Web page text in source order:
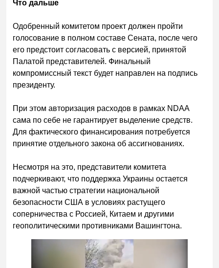
Что дальше
Одобренный комитетом проект должен пройти
голосование в полном составе Сената, после чего
его предстоит согласовать с версией, принятой
Палатой представителей. Финальный
компромиссный текст будет направлен на подпись
президенту.
При этом авторизация расходов в рамках NDAA
сама по себе не гарантирует выделение средств.
Для фактического финансирования потребуется
принятие отдельного закона об ассигнованиях.
Несмотря на это, представители комитета
подчеркивают, что поддержка Украины остается
важной частью стратегии национальной
безопасности США в условиях растущего
соперничества с Россией, Китаем и другими
геополитическими противниками Вашингтона.